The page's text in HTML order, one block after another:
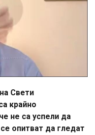
Свети
крайно
не са успели да
опитват да гледат